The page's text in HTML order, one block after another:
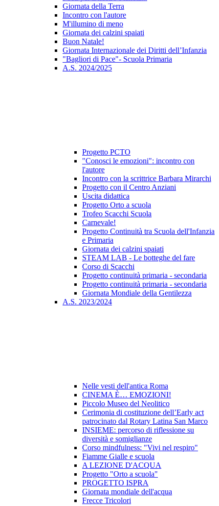
Giornata della Terra
Incontro con l'autore
M'illumino di meno
Giornata dei calzini spaiati
Buon Natale!
Giornata Internazionale dei Diritti dell’Infanzia
"Bagliori di Pace"- Scuola Primaria
A.S. 2024/2025
Progetto PCTO
"Conosci le emozioni": incontro con
l'autore
Incontro con la scrittrice Barbara Mirarchi
Progetto con il Centro Anziani
Uscita didattica
Progetto Orto a scuola
Trofeo Scacchi Scuola
Carnevale!
Progetto Continuità tra Scuola dell'Infanzia
e Primaria
Giornata dei calzini spaiati
STEAM LAB - Le botteghe del fare
Corso di Scacchi
Progetto continuità primaria - secondaria
Progetto continuità primaria - secondaria
Giornata Mondiale della Gentilezza
A.S. 2023/2024
Nelle vesti dell'antica Roma
CINEMA È… EMOZIONI!
Piccolo Museo del Neolitico
Cerimonia di costituzione dell’Early act
patrocinato dal Rotary Latina San Marco
INSIEME: percorso di riflessione su
diversità e somiglianze
Corso mindfulness: "Vivi nel respiro"
Fiamme Gialle e scuola
A LEZIONE D'ACQUA
Progetto "Orto a scuola"
PROGETTO ISPRA
Giornata mondiale dell'acqua
Frecce Tricolori